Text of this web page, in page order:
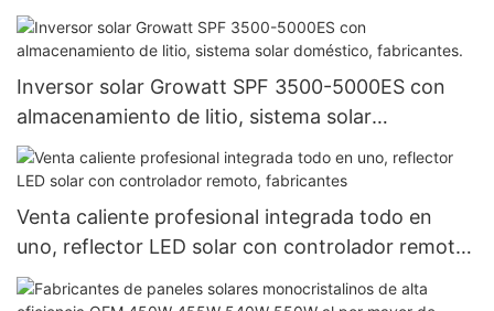
conectado a la red.
Inversor solar Growatt SPF 3500-5000ES con
almacenamiento de litio, sistema solar
doméstico, fabricantes.
Venta caliente profesional integrada todo en
uno, reflector LED solar con controlador remoto,
fabricantes